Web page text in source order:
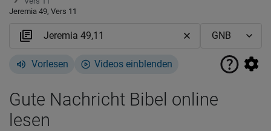
Jeremia 49, Vers 11
Vorlesen Videos einblenden
Gute Nachricht Bibel online
lesen